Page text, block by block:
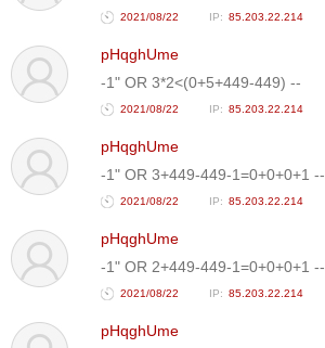
2021/08/22 85.203.22.214
pHqghUme
-1" OR 3*2<(0+5+449-449) --
2021/08/22 85.203.22.214
pHqghUme
-1" OR 3+449-449-1=0+0+0+1 --
2021/08/22 85.203.22.214
pHqghUme
-1" OR 2+449-449-1=0+0+0+1 --
2021/08/22 85.203.22.214
pHqghUme